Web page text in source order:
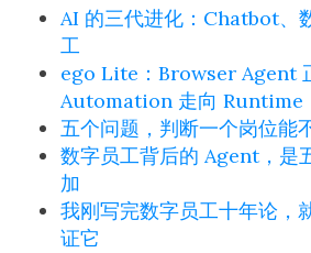
AI 的三代进化：Chatbot、
工
ego Lite：Browser Agent
Automation 走向 Runtime
五个问题，判断一个岗位能
数字员工背后的 Agent，是
加
我刚写完数字员工十年论，
证它